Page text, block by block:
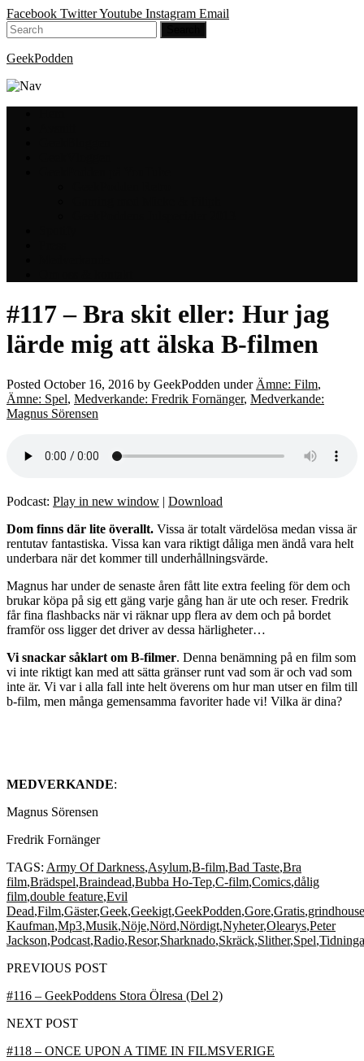
Facebook TwitterYoutube Instagram Email
GeekPodden
#117 – Bra skit eller: Hur jag
lärde mig att älska B-filmen
Posted October 16, 2016 by GeekPodden under Ämne: Film,
Ämne: Spel, Medverkande: Fredrik Fornänger, Medverkande:
Magnus Sörensen
Podcast: Play in new window | Download
Dom finns där lite överallt. Vissa är totalt värdelösa medan vissa är
rentutav fantastiska. Vissa kan vara riktigt dåliga men ändå vara helt
underbara när det kommer till underhållningsvärde.
Magnus har under de senaste åren fått lite extra feeling för dem och
brukar köpa på sig ett gäng varje gång han är ute och reser. Fredrik
får fina flashbacks när vi räknar upp flera av dem och på bordet
framför oss ligger det driver av dessa härligheter…
Vi snackar såklart om B-filmer. Denna benämning på en film som
vi inte riktigt kan med att sätta gränser runt vad som är och vad som
inte är. Vi var i alla fall inte helt överens om hur man utser en film till
b-film, men många gemensamma favoriter hade vi! Vilka är dina?
MEDVERKANDE:
Magnus Sörensen
Fredrik Fornänger
TAGS: Army Of Darkness,Asylum,B-film,Bad Taste,Bra
film,Brädspel,Braindead,Bubba Ho-Tep,C-film,Comics,dålig
film,double feature,Evil
Dead,Film,Gäster,Geek,Geekigt,GeekPodden,Gore,Gratis,grindhouse
Kaufman,Mp3,Musik,Nöje,Nörd,Nördigt,Nyheter,Olearys,Peter
Jackson,Podcast,Radio,Resor,Sharknado,Skräck,Slither,Spel,
PREVIOUS POST
#116 – GeekPoddens Stora Ölresa (Del 2)
NEXT POST
#118 – ONCE UPON A TIME IN FILMSVERIGE